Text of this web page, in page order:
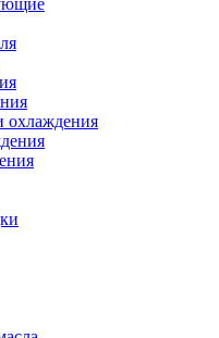
охлаждения